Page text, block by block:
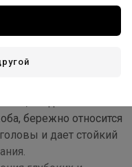
алгоритм
бережно относится
и дает стойкий